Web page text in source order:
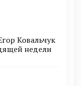
Ковальчук
недели